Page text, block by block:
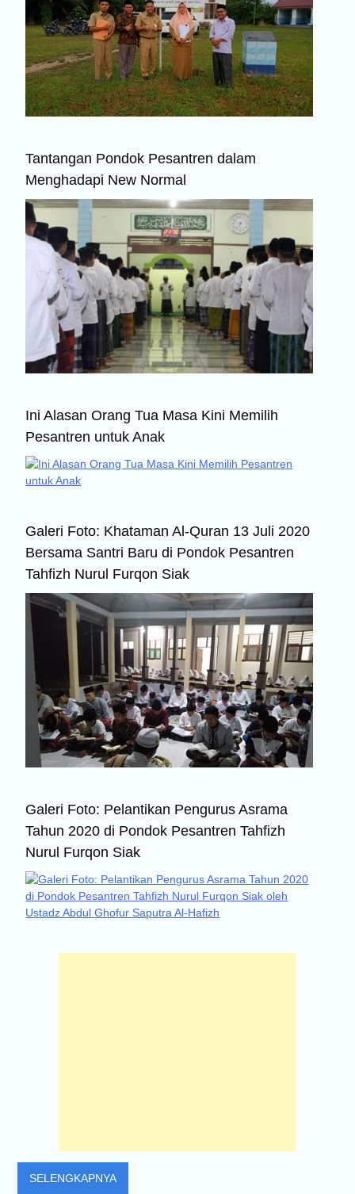
Tantangan Pondok Pesantren dalam
Menghadapi New Normal
Ini Alasan Orang Tua Masa Kini Memilih
Pesantren untuk Anak
Galeri Foto: Khataman Al-Quran 13 Juli 2020
Bersama Santri Baru di Pondok Pesantren
Tahfizh Nurul Furqon Siak
Galeri Foto: Pelantikan Pengurus Asrama
Tahun 2020 di Pondok Pesantren Tahfizh
Nurul Furqon Siak
SELENGKAPNYA